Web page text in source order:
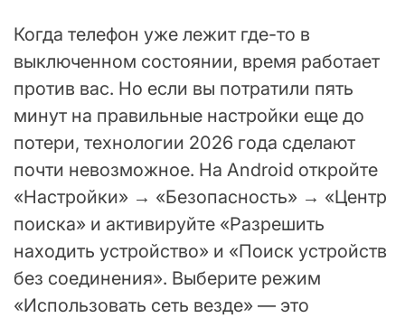
Когда телефон уже лежит где-то в
выключенном состоянии, время работает
против вас. Но если вы потратили пять
минут на правильные настройки еще до
потери, технологии 2026 года сделают
почти невозможное. На Android откройте
«Настройки» → «Безопасность» → «Центр
поиска» и активируйте «Разрешить
находить устройство» и «Поиск устройств
без соединения». Выберите режим
«Использовать сеть везде» — это